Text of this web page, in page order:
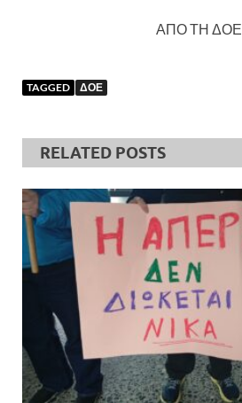
ΑΠΟ ΤΗ ΔΟΕ
TAGGED ΔΟΕ
RELATED POSTS